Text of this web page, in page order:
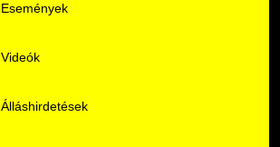
Események
Videók
Álláshirdetések